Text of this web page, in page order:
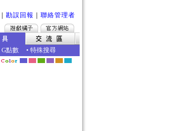
｜ 勘誤回報 ｜ 聯絡管理者
G點數 • 特殊搜尋